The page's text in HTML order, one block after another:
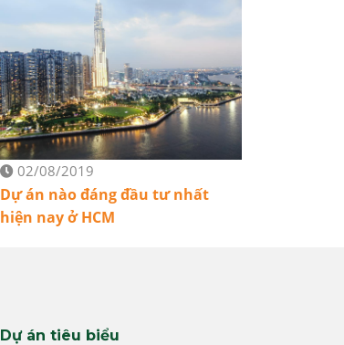
02/08/2019
Dự án nào đáng đầu tư nhất
hiện nay ở HCM
Dự án tiêu biểu